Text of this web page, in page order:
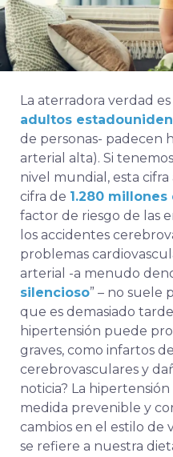
La aterradora verdad
adultos
de personas- padecen
arterial alta). Si
nivel mundial, esta cifra
cifra de 1.280
factor de riesgo de las
los accidentes
problemas
arterial -a menudo
silencioso” – no suele
que es demasiado
hipertensión puede
graves, como infartos
cerebrovasculares y
noticia? La
medida prevenible y
cambios en el estilo de
se refiere a nuestra